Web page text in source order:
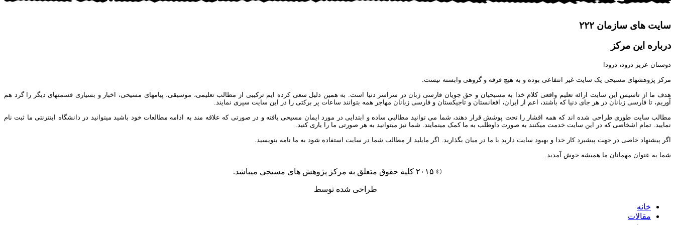
سایت های سازمان ۲۲۲
درباره این مرکز
دوستان عزیز درود، درود!
مرکز پژوهشهای مسیحی یک سایت غیر انتفاعی بوده و به هیچ فرقه و گروهی وابسته نیست.
هدف ما از تاسیس این سایت ارائه تعلیم واقعی کلام خدا به مسیحیان و حق جویان فارسی زبان در سراسر دنیا است. به همین دلیل سعی کرده ایم ترکیبی از مطالب تعلیمی، موسیقی، پیامهای مسیحی، اخبار و بسیاری قسمتهای دیگر را گرد هم
آوریم، تا فارسی زبانان در هر جای دنیا که باشند، اعم از ایران، افغانستان و تاجیکستان و فارسی زبانان مهاجر همه بتوانند ساعات پر برکتی را در این سایت سپری نمایند.
مطالب سایت طوری طراحی شده اند که همه اقشار را تحت پوشش قرار دهند، شما می توانید مطالبی ساده و ابتدایی در مورد ایمان مسیحی یافته و در صورتی که علاقه مند به ادامه مطالعات خود باشید میتوانید در دانشگاه اینترنتی ما ثبت نام
نمایید. تمام اشخاصی که در این سایت خدمت میکنند به صورت داوطلب به ما کمک مینمایند. شما نیز میتوانید به هر صورتی ما را یاری کنید.
اگر پیشنهاد خاصی در جهت پیشبرد کار خدا و بهبود سایت دارید با ما در میان بگذارید. اگر مایلید از مطالب شما در سایت استفاده شود به ما نامه بنویسید.
شما به عنوان مهمانان ما همیشه خوش آمدید.
© ۲۰۱۵ کلیه حقوق متعلق به مرکز پژوهش های مسیحی میباشد.
طراحی شده توسط
خانه
مقالات